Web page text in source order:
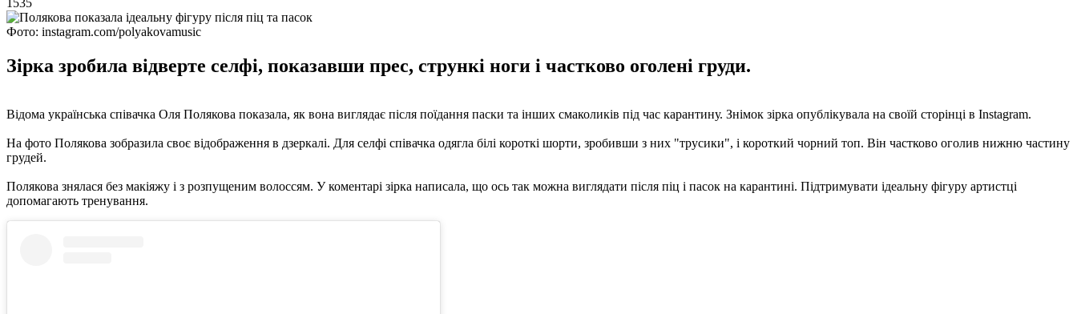
Фото: instagram.com/polyakovamusic
Зірка зробила відверте селфі, показавши прес, стрункі ноги і частково оголені груди.
Відома українська співачка Оля Полякова показала, як вона виглядає після поїдання паски та інших смаколиків під час карантину. Знімок зірка опублікувала на своїй сторінці в Instagram.
На фото Полякова зобразила своє відображення в дзеркалі. Для селфі співачка одягла білі короткі шорти, зробивши з них "трусики", і короткий чорний топ. Він частково оголив нижню частину
грудей.
Полякова знялася без макіяжу і з розпущеним волоссям. У коментарі зірка написала, що ось так можна виглядати після піц і пасок на карантині. Підтримувати ідеальну фігуру артистці
допомагають тренування.